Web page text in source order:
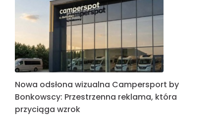
Nowa odsłona wizualna Campersport by
Bonkowscy: Przestrzenna reklama, która
przyciąga wzrok